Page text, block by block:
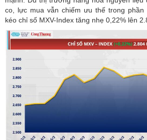
co, lực mua vẫn chiếm ưu thế trong
kéo chỉ số MXV-Index tăng nhẹ 0,22% lên